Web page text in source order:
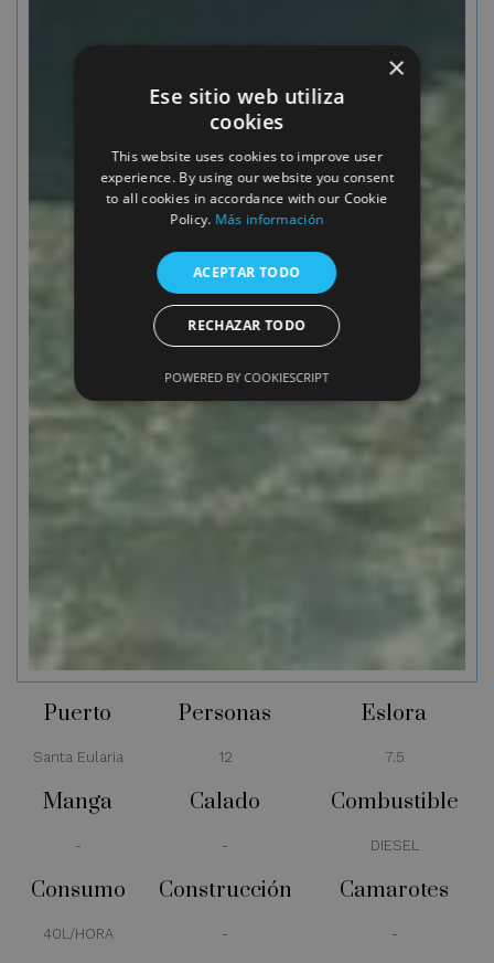
Puerto
Santa Eularia
Personas
12
Eslora
7.5
Manga
-
Calado
-
Combustible
DIESEL
Consumo
40L/HORA
Construcción
-
Camarotes
-
×
Ese sitio web utiliza
cookies
This website uses cookies to improve user
experience. By using our website you consent
to all cookies in accordance with our Cookie
Policy. Más información
ACEPTAR TODO
RECHAZAR TODO
POWERED BY COOKIESCRIPT